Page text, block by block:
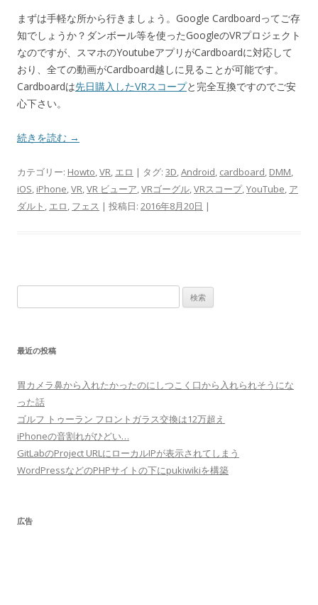
まずは手軽な所から行きましょう。Google Cardboardってご存
知でしょうか？ダンボール等を使ったGoogleのVRプロジェクト
なのですが、スマホのYoutubeアプリがCardboardに対応して
おり、全ての動画がCardboard越しに見ることが可能です。
Cardboardは先日購入したVRスコープと完全互換ですのでご安
心下さい。
続きを読む →
カテゴリー: Howto,VR, エロ | タグ: 3D,Android, cardboard, DMM,
iOS, iPhone,VR,VR ビューア,VRゴーグル,VRスコープ,YouTube, ア
ダルト , エロ, フェス | 投稿日: 2016年8月20日 |
索:
最近の投稿
胃カメラ鼻から入れたかったのにしつこく口から入れられそうにな
った話
ゴルフ トゥーラン フロントガラス交換は12万超え
iPhoneの音割れがひどい…
GitLabのProject URLにローカルIPが表示されてしまう
WordPressなどのPHPサイトの下にpukiwikiを構築
広告